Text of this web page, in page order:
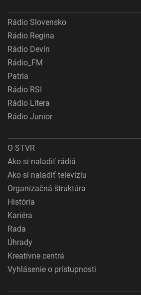
Rádio Slovensko
Rádio Regina
Rádio Devín
Rádio_FM
Patria
Rádio RSI
Rádio Litera
Rádio Junior
O STVR
Ako si naladiť rádiá
Ako si naladiť televíziu
Organizačná štruktúra
História
Kariéra
Rada
Úhrady
Kreatívne centrá
Vyhlásenie o prístupnosti